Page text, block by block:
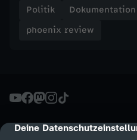
cmp-dialog-description
Deine
D
S
c
Politik Dokumentation
phoenix review